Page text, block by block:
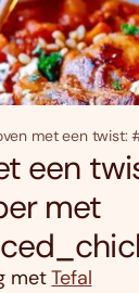
met een twist:
een
met
metTefal